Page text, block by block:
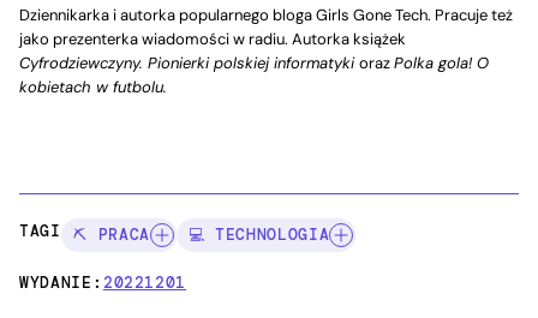
Dziennikarka i autorka popularnego bloga Girls Gone Tech. Pracuje też
jako prezenterka wiadomości w radiu. Autorka książek
Cyfrodziewczyny. Pionierki polskiej informatykiorazPolka gola! O
kobietach w futbolu.
TAGI: ⛏️ PRACA 💻 TECHNOLOGIA
WYDANIE:20221201